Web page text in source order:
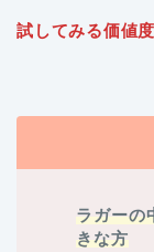
試してみる価値
ラガーの
きな方